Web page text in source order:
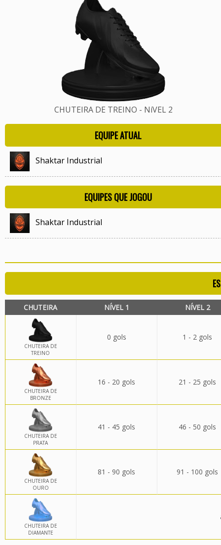
CHUTEIRA DE TREINO - NíVEL 2
EQUIPE ATUAL
Shaktar Industrial
EQUIPES QUE JOGOU
Shaktar Industrial
CHUTEIRA NÍVEL 1 NÍVEL 2
CHUTEIRA DE
TREINO
0 gols 1 - 2 gols
CHUTEIRA DE
BRONZE
16 - 20 gols 21 - 25 gols
CHUTEIRA DE
PRATA
41 - 45 gols 46 - 50 gols
CHUTEIRA DE
OURO
81 - 90 gols 91 - 100 gols
CHUTEIRA DE
DIAMANTE